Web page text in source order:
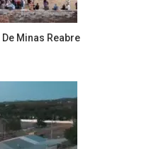
Minas Reabre